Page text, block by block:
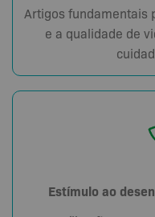
Artigos fundamentais
e a qualidade de
Estímulo ao